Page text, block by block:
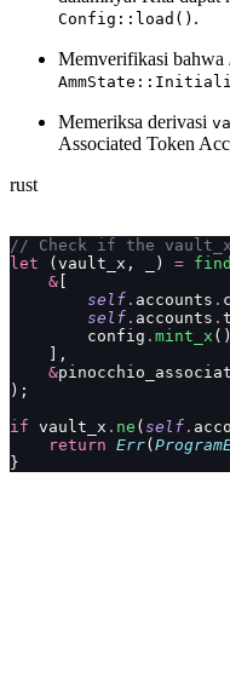
Config::load() .
Memverifikasi bahwa
Memeriksa derivasi
Associated Token
rust
// Check if the
let (vault_x, _) =
    &
        self
. accounts .
        self
. accounts .
        config
. mint_x
    ],
    &
);
if vault_x . ne ( self .
    return
Err(
}